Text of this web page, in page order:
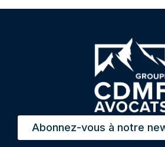
Abonnez-vous à notre